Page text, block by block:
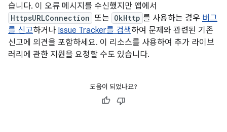
습니다. 이 오류 메시지를 수신했지만 앱에서
HttpsURLConnection 또는 OkHttp 를 사용하는 경우 버그
를 신고하거나 Issue Tracker를 검색하여 문제와 관련된 기존
신고에 의견을 포함하세요. 이 리소스를 사용하여 추가 라이브
러리에 관한 지원을 요청할 수도 있습니다.
도움이 되었나요?